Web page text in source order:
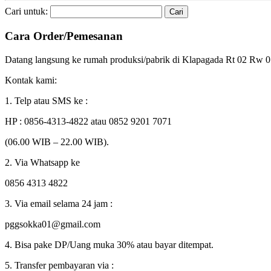
Cari untuk:
Cara Order/Pemesanan
Datang langsung ke rumah produksi/pabrik di Klapagada Rt 02 Rw
Kontak kami:
1. Telp atau SMS ke :
HP : 0856-4313-4822 atau 0852 9201 7071
(06.00 WIB – 22.00 WIB).
2. Via Whatsapp ke
0856 4313 4822
3. Via email selama 24 jam :
pggsokka01@gmail.com
4. Bisa pake DP/Uang muka 30% atau bayar ditempat.
5. Transfer pembayaran via :